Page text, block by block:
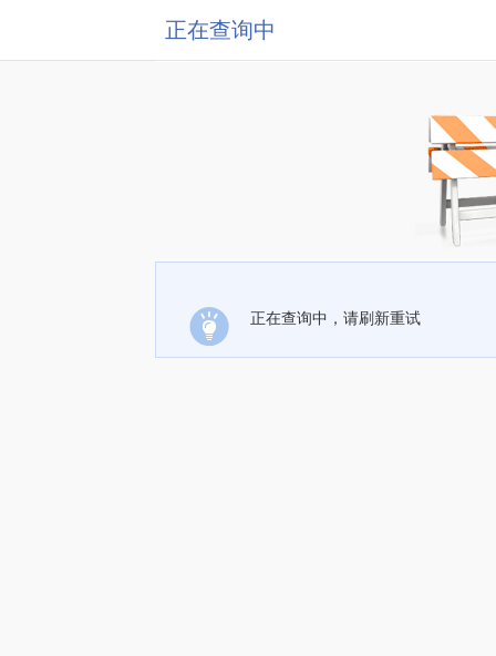
正在查询中
正在查询中，请刷新重试